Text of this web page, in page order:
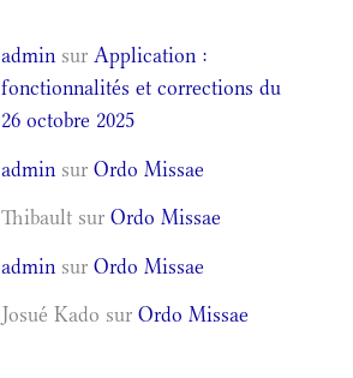
admin surApplication :
fonctionnalités et corrections du
26 octobre 2025
admin surOrdo Missae
Thibault surOrdo Missae
admin surOrdo Missae
Josué Kado surOrdo Missae